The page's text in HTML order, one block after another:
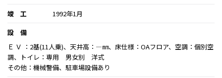
竣 工
1992年1月
設 備
Ｅ Ｖ ：2基(11人乗)、天井高：―㎜、床仕様：OAフロア、空調：個別空
調、トイレ：専用 男女別 洋式
その他：機械警備、駐車場設備あり